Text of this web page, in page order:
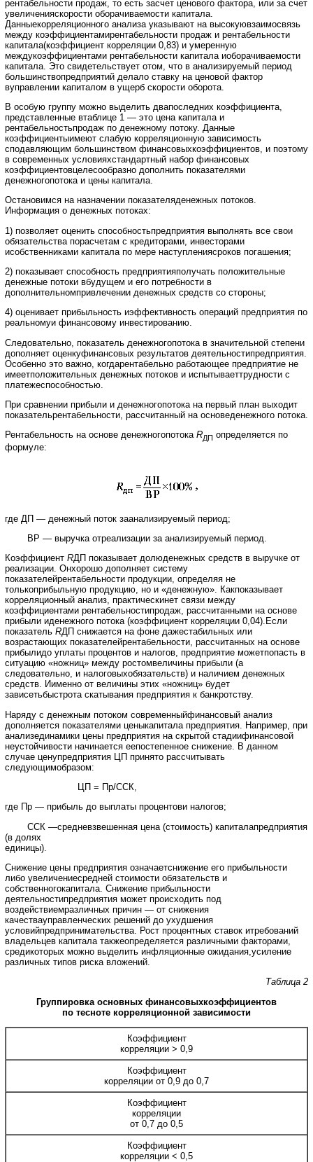
рентабельности продаж, то есть засчет ценового фактора, или за счет
увеличенияскорости оборачиваемости капитала.
Данныекорреляционного анализа указывают на высокуювзаимосвязь
между коэффициентамирентабельности продаж и рентабельности
капитала(коэффициент корреляции 0,83) и умеренную
междукоэффициентами рентабельности капитала иоборачиваемости
капитала. Это свидетельствует отом, что в анализируемый период
большинствопредприятий делало ставку на ценовой фактор
вуправлении капиталом в ущерб скорости оборота.
В особую группу можно выделить двапоследних коэффициента,
представленные втаблице 1 — это цена капитала и
рентабельностьпродаж по денежному потоку. Данные
коэффициентыимеют слабую корреляционную зависимость
сподавляющим большинством финансовыхкоэффициентов, и поэтому
в современных условияхстандартный набор финансовых
коэффициентовцелесообразно дополнить показателями
денежногопотока и цены капитала.
Остановимся на назначении показателяденежных потоков.
Информация о денежных потоках:
1) позволяет оценить способностьпредприятия выполнять все свои
обязательства порасчетам с кредиторами, инвесторами
исобственниками капитала по мере наступлениясроков погашения;
2) показывает способность предприятияполучать положительные
денежные потоки вбудущем и его потребности в
дополнительномпривлечении денежных средств со стороны;
4) оценивает прибыльность иэффективность операций предприятия по
реальномуи финансовому инвестированию.
Следовательно, показатель денежногопотока в значительной степени
дополняет оценкуфинансовых результатов деятельностипредприятия.
Особенно это важно, когдарентабельно работающее предприятие не
имеетположительных денежных потоков и испытываеттрудности с
платежеспособностью.
При сравнении прибыли и денежногопотока на первый план выходит
показательрентабельности, рассчитанный на основеденежного потока.
Рентабельность на основе денежногопотока RДП определяется по
формуле:
где ДП — денежный поток заанализируемый период;
ВР — выручка отреализации за анализируемый период.
Коэффициент RДП показывает долюденежных средств в выручке от
реализации. Онхорошо дополняет систему
показателейрентабельности продукции, определяя не
толькоприбыльную продукцию, но и «денежную». Какпоказывает
корреляционный анализ, практическинет связи между
коэффициентами рентабельностипродаж, рассчитанными на основе
прибыли иденежного потока (коэффициент корреляции 0,04).Если
показатель RДП снижается на фоне дажестабильных или
возрастающих показателейрентабельности, рассчитанных на основе
прибылидо уплаты процентов и налогов, предприятие можетпопасть в
ситуацию «ножниц» между ростомвеличины прибыли (а
следовательно, и налоговыхобязательств) и наличием денежных
средств. Иименно от величины этих «ножниц» будет
зависетьбыстрота скатывания предприятия к банкротству.
Наряду с денежным потоком современныйфинансовый анализ
дополняется показателями ценыкапитала предприятия. Например, при
анализединамики цены предприятия на скрытой стадиифинансовой
неустойчивости начинается еепостепенное снижение. В данном
случае ценупредприятия ЦП принято рассчитывать
следующимобразом:
ЦП = Пр/ССК,
где Пр — прибыль до выплаты процентови налогов;
ССК —средневзвешенная цена (стоимость) капиталапредприятия
(в долях
единицы).
Снижение цены предприятия означаетснижение его прибыльности
либо увеличениесредней стоимости обязательств и
собственногокапитала. Снижение прибыльности
деятельностипредприятия может происходить под
воздействиемразличных причин — от снижения
качествауправленческих решений до ухудшения
условийпредпринимательства. Рост процентных ставок итребований
владельцев капитала такжеопределяется различными факторами,
средикоторых можно выделить инфляционные ожидания,усиление
различных типов риска вложений.
Таблица 2
Группировка основных финансовыхкоэффициентов
по тесноте корреляционной зависимости
Коэффициент
корреляции > 0,9
Коэффициент
корреляции от 0,9 до 0,7
Коэффициент
корреляции
от 0,7 до 0,5
Коэффициент
корреляции < 0,5